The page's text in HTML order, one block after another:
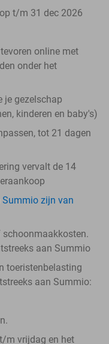
t/m 31 dec 2026
online met
onder het
je gezelschap
kinderen en baby's)
tot 21 dagen
vervalt de 14
Summio zijn van
aan Summio
toeristenbelasting
aan Summio:
m vrijdag en het